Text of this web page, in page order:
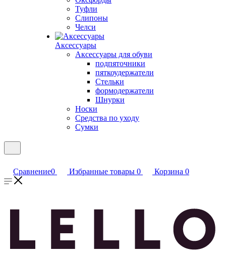
Туфли
Слипоны
Челси
Аксессуары
Аксессуары для обуви
подпяточники
пяткоудержатели
Стельки
формодержатели
Шнурки
Носки
Средства по уходу
Сумки
Сравнение0 Избранные товары 0 Корзина 0